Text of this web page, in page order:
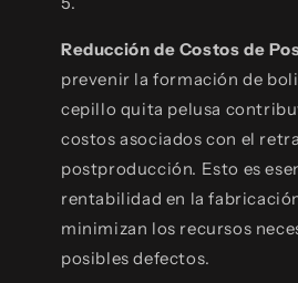
Reducción de Costos de
prevenir la formación de
cepillo quita pelusa
costos asociados con el
postproducción. Esto es
rentabilidad en la
minimizan los recursos
posibles defectos.